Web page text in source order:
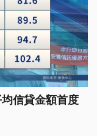
信貸金額首度